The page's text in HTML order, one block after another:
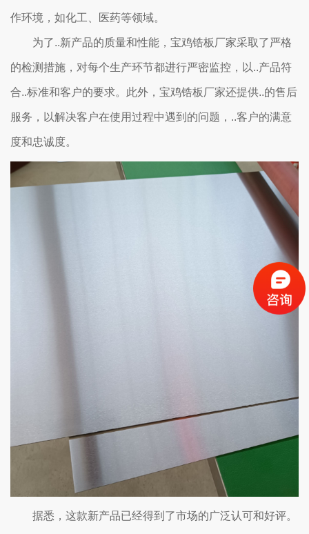
作环境，如化工、医药等领域。
为了..新产品的质量和性能，宝鸡锆板厂家采取了严格
的检测措施，对每个生产环节都进行严密监控，以..产品符
合..标准和客户的要求。此外，宝鸡锆板厂家还提供..的售后
服务，以解决客户在使用过程中遇到的问题，..客户的满意
度和忠诚度。
据悉，这款新产品已经得到了市场的广泛认可和好评。